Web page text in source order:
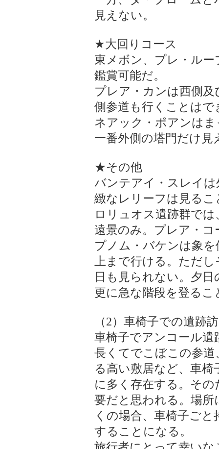
見えない。
★大回りコース
東メボン、プレ・ル
鑑賞可能だ。
プレア・カンは西側
側参道も行くことはで
ネアック・ポアンは
一番外側の塔門だけ見
★その他
バンテアイ・スレイ
緻なレリーフは見る
ロリュオス遺跡群で
遠景のみ。プレア・
プノム・バケンは象
上まで行ける。ただ
日も見られない。夕
更に急な階段を登るこ
（2）車椅子での遺跡
車椅子でアンコール
長くてでこぼこの参道
る高い敷居など、車
に多く存在する。そ
要だと思われる。場所
くの場合、車椅子ご
することになる。